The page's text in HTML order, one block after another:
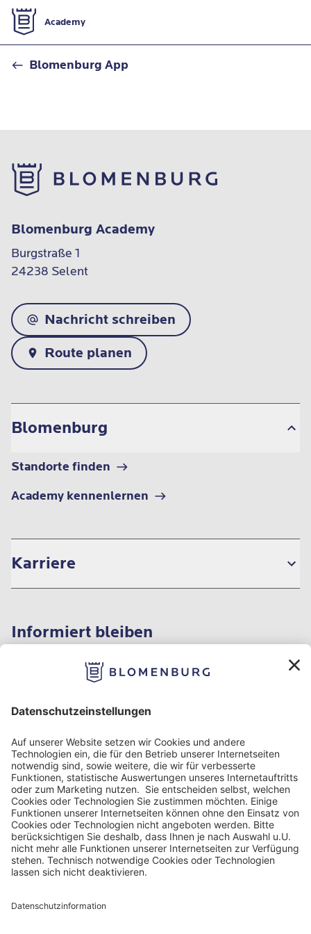
Zur Startseite
Academy
Blomenburg App
Blomenburg Academy
Burgstraße 1
24238 Selent
Nachricht schreiben
Route planen
Blomenburg
Standorte finden
Academy kennenlernen
Karriere
Informiert bleiben
Impressum
Datenschutz
Nutzungbedingungen
Barrierefreiheit
Cookie Einstellungen